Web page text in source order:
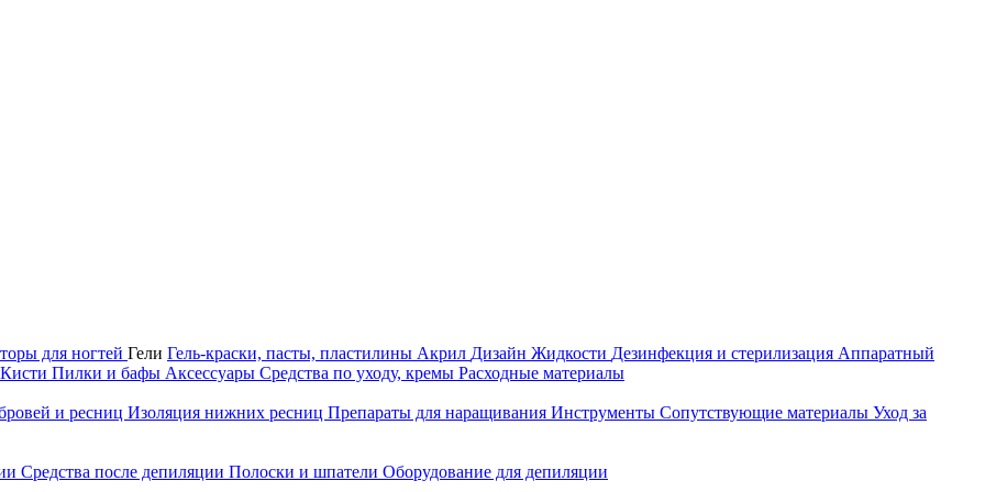
для ногтей Гели Гель-краски, пасты, пластилины Акрил Дизайн Жидкости Дезинфекция и стерилизация Аппаратный
Кисти Пилки и бафы Аксессуары Средства по уходу, кремы Расходные материалы
и ресниц Изоляция нижних ресниц Препараты для наращивания Инструменты Сопутствующие материалы Уход за
Средства после депиляции Полоски и шпатели Оборудование для депиляции